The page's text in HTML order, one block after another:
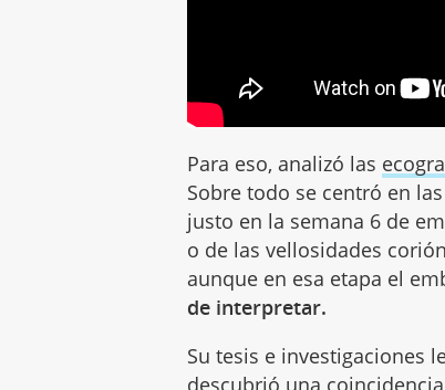
Para eso, analizó las
Sobre todo se centró en
justo en la semana 6 de
o de las vellosidades
aunque en esa etapa el
de interpretar.
Su tesis e investigaciones